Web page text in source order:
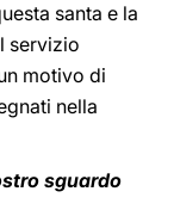
santa e la
servizio
motivo di
nella
sguardo